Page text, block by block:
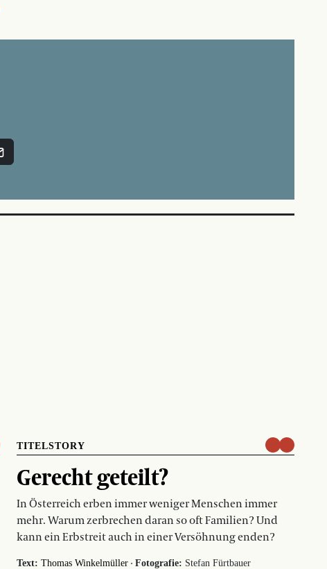
TITELSTORY
Gerecht geteilt?
In Österreich erben immer weniger Menschen immer
mehr. Warum zerbrechen daran so oft Familien? Und
kann ein Erbstreit auch in einer Versöhnung enden?
Text: Thomas Winkelmüller ·Fotografie: Stefan Fürtbauer